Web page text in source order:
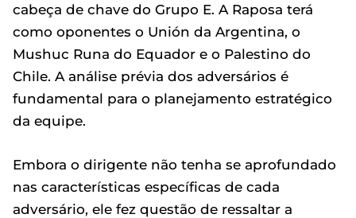
cabeça de chave do Grupo E. A Raposa terá
como oponentes o Unión da Argentina, o
Mushuc Runa do Equador e o Palestino do
Chile. A análise prévia dos adversários é
fundamental para o planejamento estratégico
da equipe.
Embora o dirigente não tenha se aprofundado
nas características específicas de cada
adversário, ele fez questão de ressaltar a